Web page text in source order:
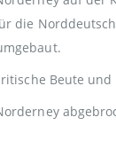
die
Beute